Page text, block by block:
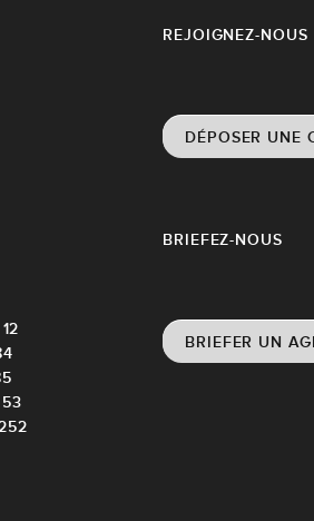
REJOIGNEZ-NOUS
DÉPOSER UNE
BRIEFEZ-NOUS
BRIEFER UN